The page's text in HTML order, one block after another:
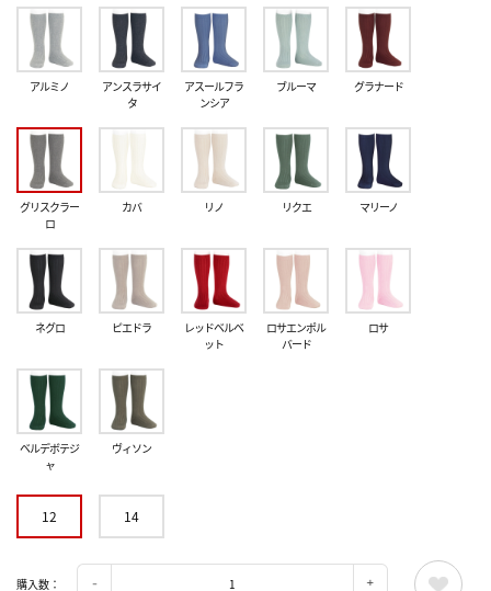
アルミノ
アンスラサイ
タ
アスールフラ
ンシア
ブルーマ グラナード
グリスクラー
ロ
カバ リノ リクエ マリーノ
ネグロ ピエドラ
レッドベルベ
ット
ロサエンポル
バード
ロサ
ベルデボテジ
ャ
ヴィソン
12 14
購入数：